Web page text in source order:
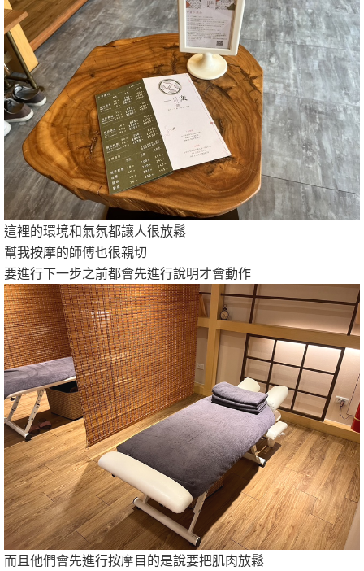
這裡的環境和氣氛都讓人很放鬆
幫我按摩的師傅也很親切
要進行下一步之前都會先進行說明才會動作
而且他們會先進行按摩目的是說要把肌肉放鬆